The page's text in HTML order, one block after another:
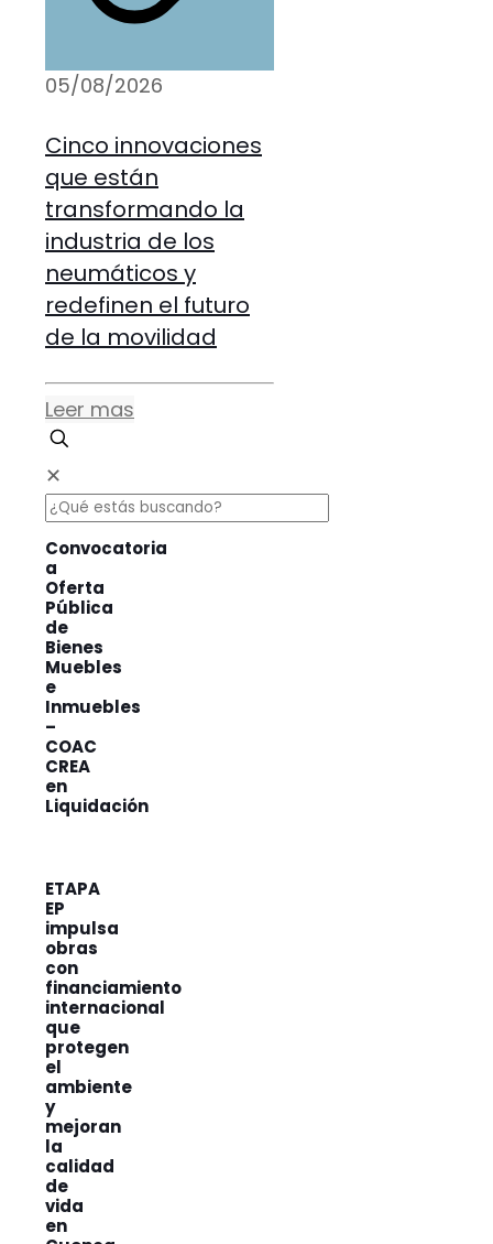
05/08/2026
Cinco innovaciones
que están
transformando la
industria de los
neumáticos y
redefinen el futuro
de la movilidad
Leer mas
✕
Convocatoria
a
Oferta
Pública
de
Bienes
Muebles
e
Inmuebles
–
COAC
CREA
en
Liquidación
ETAPA
EP
impulsa
obras
con
financiamiento
internacional
que
protegen
el
ambiente
y
mejoran
la
calidad
de
vida
en